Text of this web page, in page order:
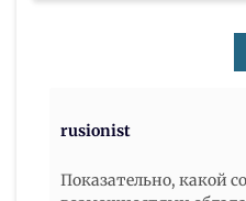
rusionist
Показательно, какой